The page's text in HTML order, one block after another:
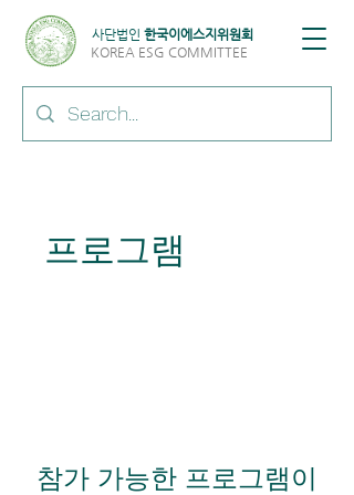
​사단법인 한국이에스지위원회
KOREA ESG COMMITTEE
프로그램
참가 가능한 프로그램이